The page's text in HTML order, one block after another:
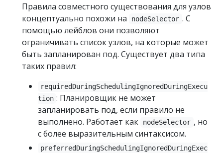
Правила совместного существования для узлов
концептуально похожи на
nodeSelector . С
помощью лейблов они позволяют
ограничивать список узлов, на которые может
быть запланирован под. Существует два типа
таких правил:
requiredDuringSchedulingIgnoredDuringExecu
tion : Планировщик не может
запланировать под, если правило не
выполнено. Работает как
nodeSelector , но
с более выразительным синтаксисом.
preferredDuringSchedulingIgnoredDuringExec